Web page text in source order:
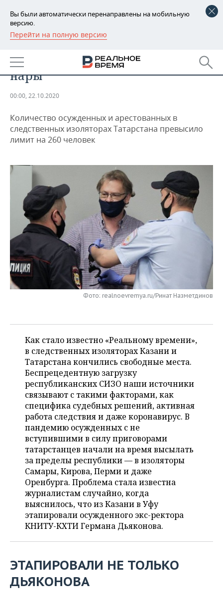
Вы были автоматически перенаправлены на мобильную
версию.
Перейти на полную версию
РЕГИОНЫ
БАШКОРТОСТАН
ТАТАРСТАН
НОВОСТИ
АНАЛИТИКА
ДЕКЛАРАЦИИ О ДОХОДАХ
ВУЗЫ ТАТАРСТАНА
КОМУ ПРИНАДЛЕЖАТ
ТОРГОВЫЕ ЦЕНТРЫ
ТАТАРСТАНА
НОВОСТИ ЭКОНОМИКИ
БАНКИ
БЮДЖЕТ
ИНВЕСТИЦИИ
ПРОМЫШЛЕННОСТЬ
МАШИНОСТРОЕНИЕ
НЕФТЕХИМИЯ
НЕФТЬ
ОПК
НОВОСТИ НЕДВИЖИМОСТИ
АВТО
НОВОСТИ АВТО
БИЗНЕС
НОВОСТИ БИЗНЕСА
РОЗНИЧНАЯ ТОРГОВЛЯ
ТРАНСПОРТ
УСЛУГИ
ТЕХНОЛОГИИ
НОВОСТИ ТЕХНОЛОГИЙ
IT
МЕДИА
МЕРОПРИЯТИЯ
НОВОСТИ МЕРОПРИЯТИЙ
ВЫЕЗДНАЯ РЕДАКЦИЯ
ОТКРЫТАЯ ЛЕКЦИЯ
СПОРТ
НОВОСТИ СПОРТА
БАСКЕТБОЛ
ВОЛЕЙБОЛ
КИБЕРСПОРТ
ФИГУРНОЕ КАТАНИЕ
ВОДНЫЕ ВИДЫ СПОРТА
ХОККЕЙ С МЯЧОМ
ОБЩЕСТВО
ИНФРАСТРУКТУРА
ИСТОРИЯ
МЕДИЦИНА
ОБРАЗОВАНИЕ
ПРОИСШЕСТВИЯ
СПРАВОЧНИК
СПИСОК ПЕРСОН
СПИСОК КОМПАНИЙ
ПОЛНАЯ ВЕРСИЯ
В СИЗО Татарстана кончились
нары
00:00, 22.10.2020
Количество осужденных и арестованных в
следственных изоляторах Татарстана превысило
лимит на 260 человек
Фото: realnoevremya.ru/Ринат Назметдинов
Как стало известно «Реальному времени»,
в следственных изоляторах Казани и
Татарстана кончились свободные места.
Беспрецедентную загрузку
республиканских СИЗО наши источники
связывают с такими факторами, как
специфика судебных решений, активная
работа следствия и даже коронавирус. В
пандемию осужденных с не
вступившими в силу приговорами
татарстанцев начали на время высылать
за пределы республики — в изоляторы
Самары, Кирова, Перми и даже
Оренбурга. Проблема стала известна
журналистам случайно, когда
выяснилось, что из Казани в Уфу
этапировали осужденного экс-ректора
КНИТУ-КХТИ Германа Дьяконова.
ЭТАПИРОВАЛИ НЕ ТОЛЬКО
ДЬЯКОНОВА